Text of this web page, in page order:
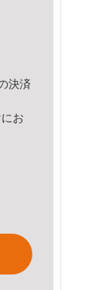
決済
お